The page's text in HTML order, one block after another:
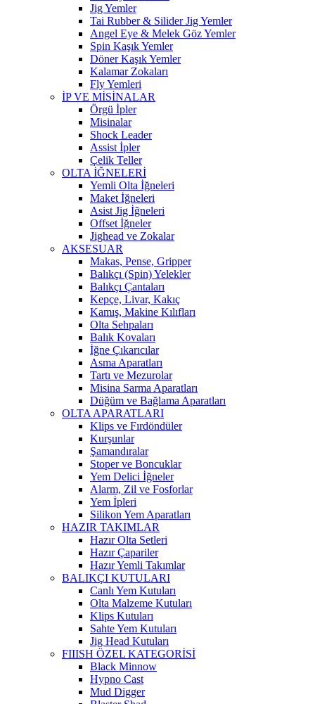
Jig Yemler
Tai Rubber & Silider Jig Yemler
Angel Eye & Melek Göz Yemler
Spin Kaşık Yemler
Döner Kaşık Yemler
Kalamar Zokaları
Fly Yemleri
İP VE MİSİNALAR
Örgü İpler
Misinalar
Shock Leader
Assist İpler
Çelik Teller
OLTA İĞNELERİ
Yemli Olta İğneleri
Maket İğneleri
Asist Jig İğneleri
Offset İğneler
Jighead ve Zokalar
AKSESUAR
Makas, Pense, Gripper
Balıkçı (Spin) Yelekler
Balıkçı Çantaları
Kepçe, Livar, Kakıç
Kamış, Makine Kılıfları
Olta Sehpaları
Balık Kovaları
İğne Çıkarıcılar
Asma Aparatları
Tartı ve Mezurolar
Misina Sarma Aparatları
Düğüm ve Bağlama Aparatları
OLTA APARATLARI
Klips ve Fırdöndüler
Kurşunlar
Şamandıralar
Stoper ve Boncuklar
Yem Delici İğneler
Alarm, Zil ve Fosforlar
Yem İpleri
Silikon Yem Aparatları
HAZIR TAKIMLAR
Hazır Olta Setleri
Hazır Çapariler
Hazır Yemli Takımlar
BALIKÇI KUTULARI
Canlı Yem Kutuları
Olta Malzeme Kutuları
Klips Kutuları
Sahte Yem Kutuları
Jig Head Kutuları
FIIISH ÖZEL KATEGORİSİ
Black Minnow
Hypno Cast
Mud Digger